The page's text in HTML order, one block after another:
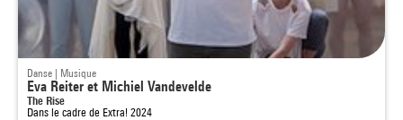
Danse | Musique
Eva Reiter et Michiel Vandevelde
The Rise
Dans le cadre de Extra! 2024